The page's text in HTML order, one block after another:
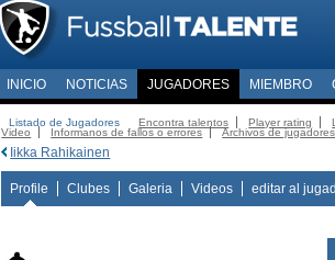
INICIO NOTICIAS JUGADORES MIEMBRO
Listado de Jugadores Encontra talentos Player rating
Video
Informanos de fallos o errores Archivos de jugadores
Iikka Rahikainen
Profile Clubes Galeria Videos editar al